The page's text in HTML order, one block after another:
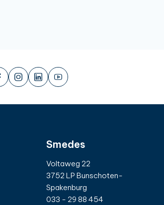
Smedes
Voltaweg 22
3752 LP Bunschoten-
Spakenburg
033 - 29 88 454